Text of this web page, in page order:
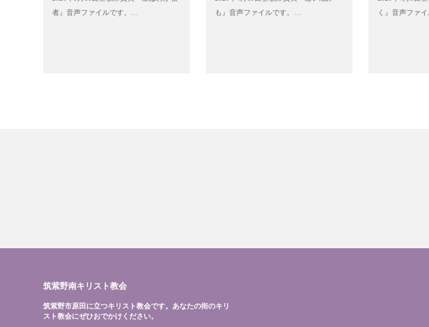
者』音声ファイルです。…
も』音声ファイルです。…
く』音声ファ
筑紫野南キリスト教会
筑紫野市原田に立つキリスト教会です。あなたの街のキリ
スト教会にぜひおでかけください。